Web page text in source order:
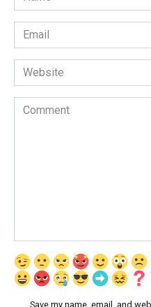
*
Email
*
Website
Comment
Save my name, email, and